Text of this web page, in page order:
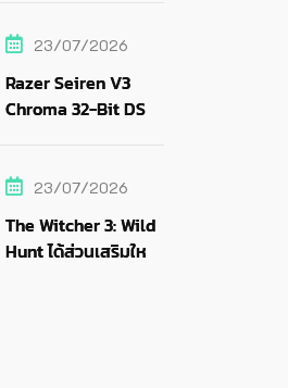
23/07/2026
Razer Seiren V3
Chroma 32-Bit DSP
23/07/2026
The Witcher 3: Wild
Hunt ได้ส่วนเสริมใหม่